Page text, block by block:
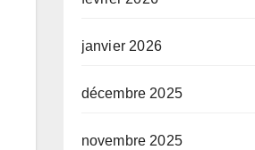
janvier 2026
décembre 2025
novembre 2025